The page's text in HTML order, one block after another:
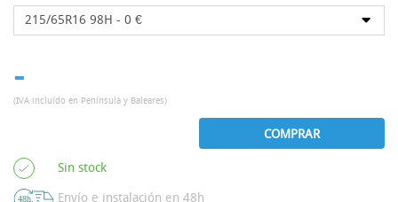
-
(IVA incluído en Península y Baleares)
COMPRAR
Sin stock
Envío e instalación en 48h